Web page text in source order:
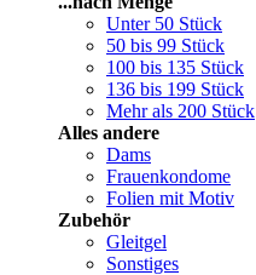
Unter 50 Stück
50 bis 99 Stück
100 bis 135 Stück
136 bis 199 Stück
Mehr als 200 Stück
Alles andere
Dams
Frauenkondome
Folien mit Motiv
Zubehör
Gleitgel
Sonstiges